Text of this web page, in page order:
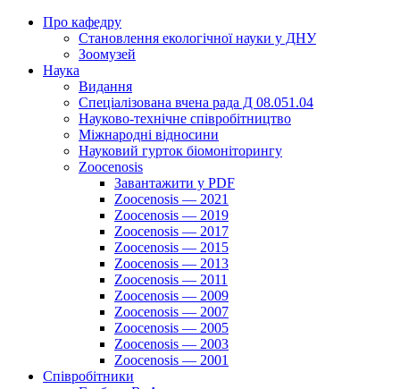
Про кафедру
Cтановлення екологічної науки у ДНУ
Зоомузей
Наука
Видання
Спеціалізована вчена рада Д 08.051.04
Науково-технічне співробітництво
Міжнародні відносини
Науковий гурток біомоніторингу
Zoocenosis
Завантажити у PDF
Zoocenosis — 2021
Zoocenosis — 2019
Zoocenosis — 2017
Zoocenosis — 2015
Zoocenosis — 2013
Zoocenosis — 2011
Zoocenosis — 2009
Zoocenosis — 2007
Zoocenosis — 2005
Zoocenosis — 2003
Zoocenosis — 2001
Співробітники